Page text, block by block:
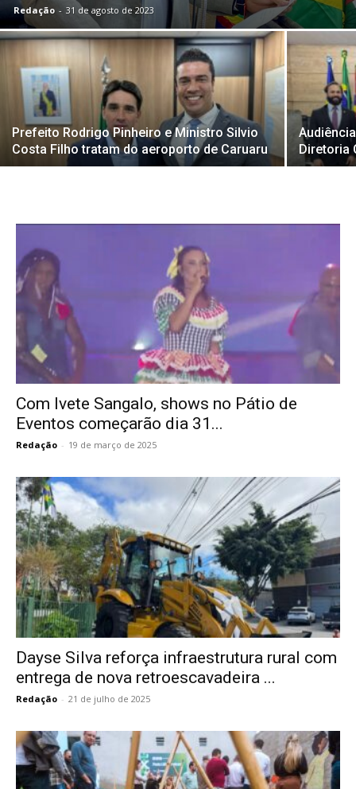
Redação - 31 de agosto de 2023
Prefeito Rodrigo Pinheiro e Ministro Silvio
Costa Filho tratam do aeroporto de Caruaru
Diretoria
Com Ivete Sangalo, shows no Pátio de
Eventos começarão dia 31...
Redação - 19 de março de 2025
Dayse Silva reforça infraestrutura rural com
entrega de nova retroescavadeira ...
Redação - 21 de julho de 2025